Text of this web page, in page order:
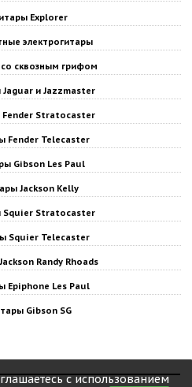
Explorer
электрогитары
сквозным грифом
и Jazzmaster
Fender Stratocaster
Fender Telecaster
Gibson Les Paul
Jackson Kelly
Squier Stratocaster
Squier Telecaster
Randy Rhoads
Epiphone Les Paul
Gibson SG
с использованием